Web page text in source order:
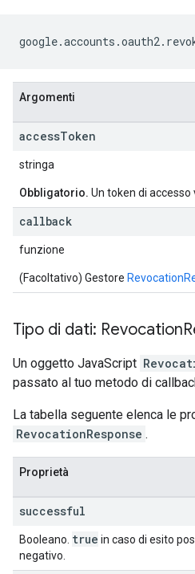
google.accounts .oauth2.
Argomenti
accessToken
stringa
Obbligatorio. Un token di accesso
callback
funzione
(Facoltativo) Gestore
Tipo di dati: Revocation
Un oggetto JavaScript
passato al tuo metodo di
La tabella seguente elenca le
RevocationResponse .
Proprietà
successful
Booleano. true in caso di esito
negativo.